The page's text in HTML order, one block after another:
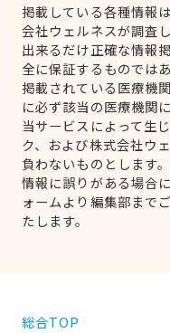
掲載している各種情報
会社ウェルネスが調査
出来るだけ正確な情報
全に保証するものでは
掲載されている医療機
に必ず該当の医療機関
当サービスによって生
ク、および株式会社ウ
負わないものとします。
情報に誤りがある場合
ォームより編集部まで
たします。
総合TOP